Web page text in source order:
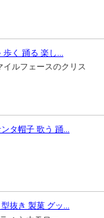
く 踊る 楽し...
ルフェースのクリス
タ帽子 歌う 踊...
抜き 製菓 グッ...